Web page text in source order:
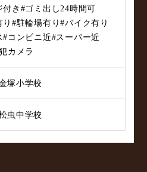
付き #ゴミ出し24時間可
り#駐輪場有り#バイク有り
#コンビニ近#スーパー近
カメラ
塚小学校
虫中学校